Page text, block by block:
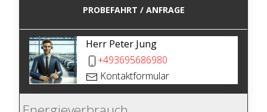
PROBEFAHRT / ANFRAGE
Herr Peter Jung
+493695686980
Kontaktformular